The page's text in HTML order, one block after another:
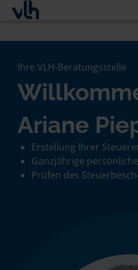
Ihre VLH-Beratungsstelle
Ariane
Erstellung Ihrer
Ganzjährige
Prüfen des